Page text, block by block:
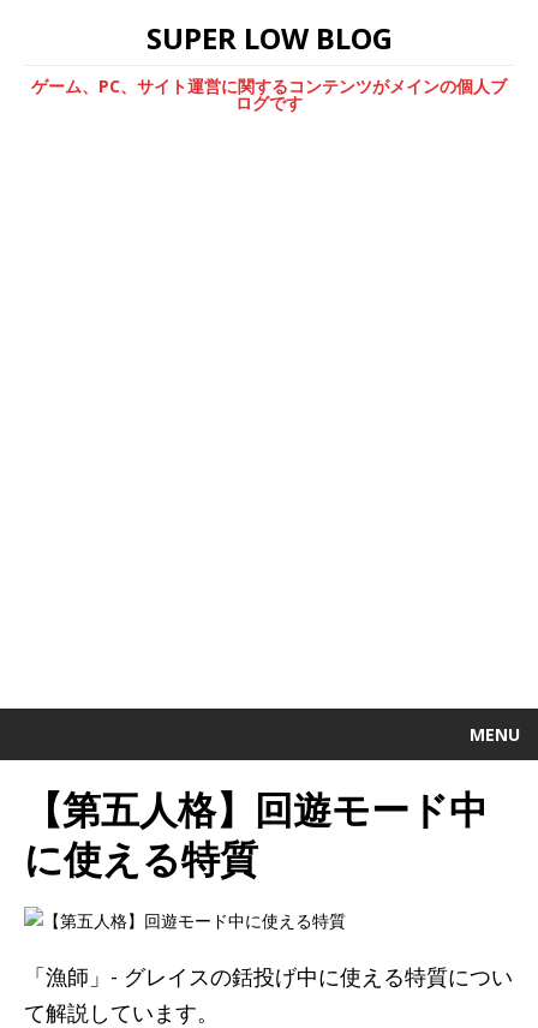
SUPER LOW BLOG
ゲーム、PC、サイト運営に関するコンテンツがメインの個人ブ
ログです
MENU
【第五人格】回遊モード中
に使える特質
「漁師」- グレイスの銛投げ中に使える特質につい
て解説しています。